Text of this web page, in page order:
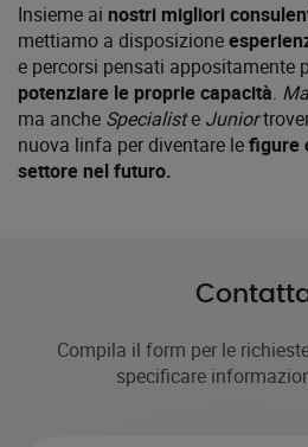
Insieme ai nostri migliori
mettiamo a disposizione
e percorsi pensati appositamente
potenziare le proprie capacità.
ma anche Specialiste Junior
nuova linfa per diventare lefigure
settore nel futuro.
Compila il form per le
specificare